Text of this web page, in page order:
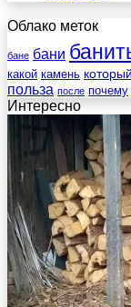
Облако меток
бане бани
какой камень который
польза после почему
Интересно